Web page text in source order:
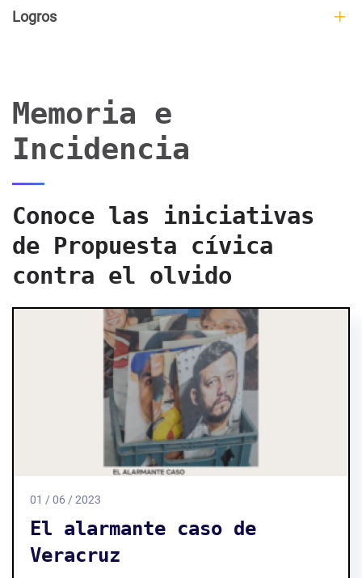
Logros
Memoria e
Incidencia
Conoce las iniciativas
de Propuesta cívica
contra el olvido
01 / 06 / 2023
El alarmante caso de
Veracruz